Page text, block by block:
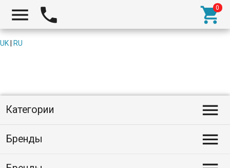
  
UK RU
Категории 
Бренды 